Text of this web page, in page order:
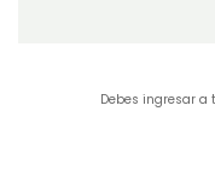
Debes ingresar